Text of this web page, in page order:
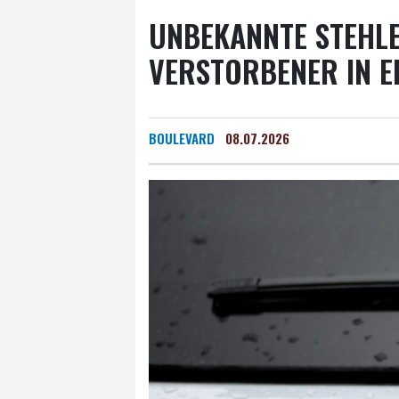
UNBEKANNTE
VERSTORBENER IN
BOULEVARD 08.07.2026